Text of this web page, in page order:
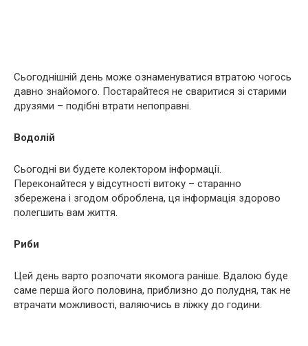
Сьогоднішній день може ознаменуватися втратою чогось
давно знайомого. Постарайтеся не сваритися зі старими
друзями – подібні втрати непоправні.
Водолій
Сьогодні ви будете колектором інформації.
Переконайтеся у відсутності витоку – старанно
збережена і згодом оброблена, ця інформація здорово
полегшить вам життя.
Риби
Цей день варто розпочати якомога раніше. Вдалою буде
саме перша його половина, приблизно до полудня, так не
втрачати можливості, валяючись в ліжку до години.